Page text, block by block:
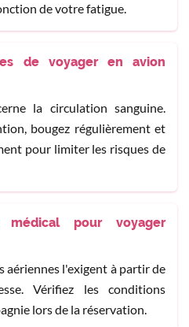
de votre fatigue.
de voyager en avion
la circulation sanguine.
bougez régulièrement et
pour limiter les risques de
pour voyager
aériennes l'exigent à partir de
Vérifiez les conditions
lors de la réservation.